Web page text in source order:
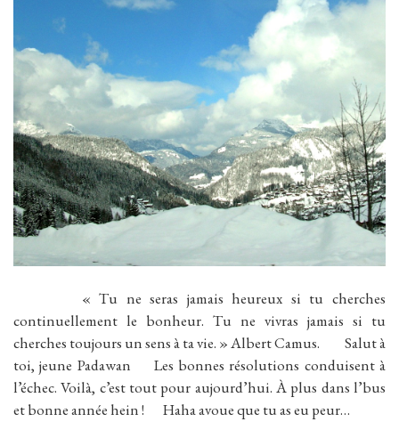
« Tu ne seras jamais heureux si tu cherches
continuellement le bonheur. Tu ne vivras jamais si tu
cherches toujours un sens à ta vie. » Albert Camus. Salut à
toi, jeune Padawan Les bonnes résolutions conduisent à
l’échec. Voilà, c’est tout pour aujourd’hui. À plus dans l’bus
et bonne année hein ! Haha avoue que tu as eu peur…